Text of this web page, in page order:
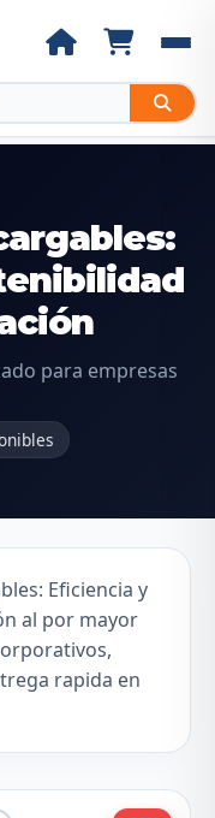
para empresas
Eficiencia y
al por mayor
rapida en